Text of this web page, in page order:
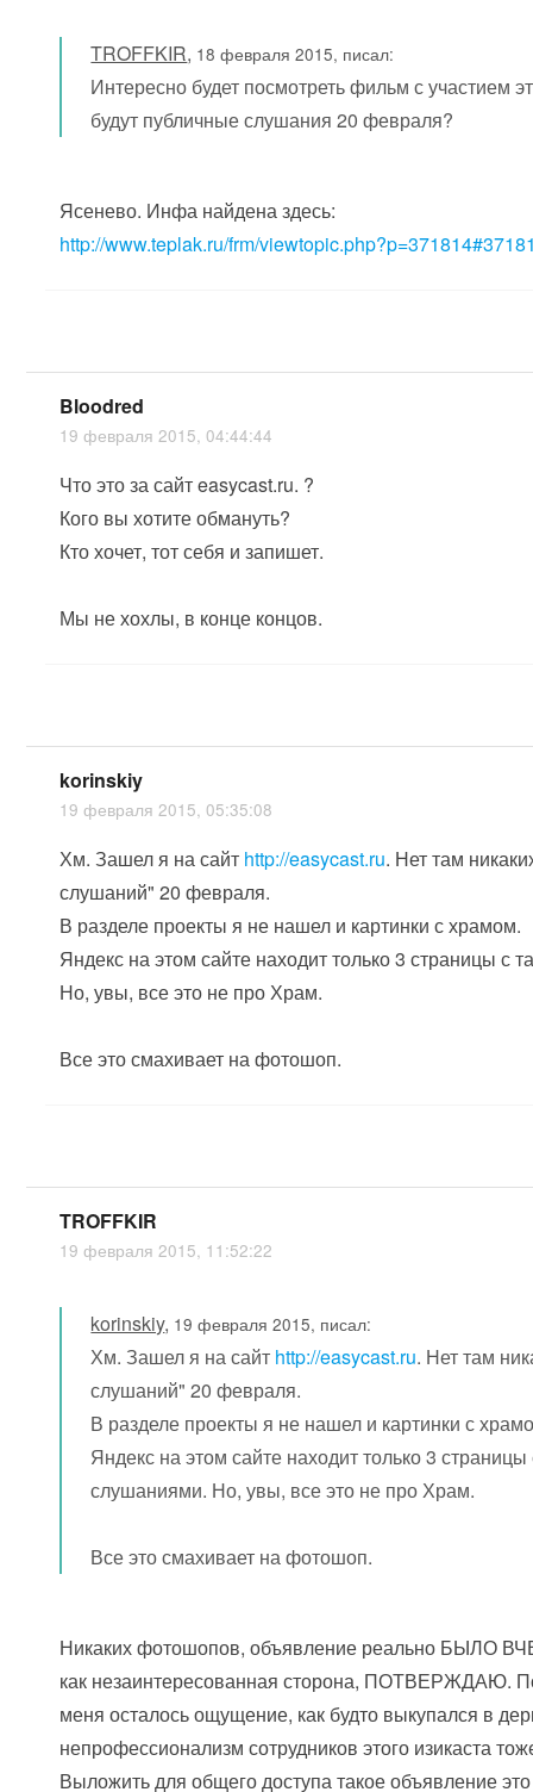
TROFFKIR, 18 февраля 2015, писал:
Интересно будет посмотреть фильм с участием
будут публичные слушания 20 февраля?
Ясенево. Инфа найдена здесь:
http://www.teplak.ru/frm/
Bloodred
19 февраля 2015, 04:44:44
Что это за сайт easycast.ru. ?
Кого вы хотите обмануть?
Кто хочет, тот себя и запишет.
Мы не хохлы, в конце концов.
korinskiy
19 февраля 2015, 05:35:08
Хм. Зашел я на сайт http://easycast.ru. Нет там
слушаний" 20 февраля.
В разделе проекты я не нашел и картинки с храмом.
Яндекс на этом сайте находит только 3 страницы с
Но, увы, все это не про Храм.
Все это смахивает на фотошоп.
TROFFKIR
19 февраля 2015, 11:52:22
korinskiy, 19 февраля 2015, писал:
Хм. Зашел я на сайт http://easycast.ru. Нет там
слушаний" 20 февраля.
В разделе проекты я не нашел и картинки с
Яндекс на этом сайте находит только 3 страницы
слушаниями. Но, увы, все это не про Храм.
Все это смахивает на фотошоп.
Никаких фотошопов, объявление реально БЫЛО
как незаинтересованная сторона, ПОТВЕРЖДАЮ.
меня осталось ощущение, как будто выкупался в
непрофессионализм сотрудников этого изикаста
Выложить для общего доступа такое объявление